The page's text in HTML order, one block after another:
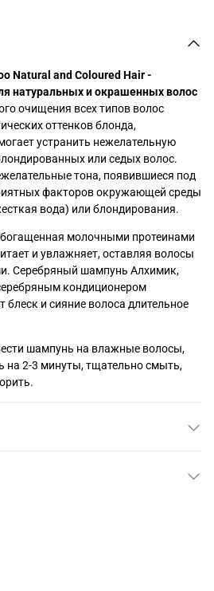
Natural and Coloured Hair -
натуральных и окрашенных волос
очищения всех типов волос
оттенков блонда,
устранить нежелательную
или седых волос.
тона, появившиеся под
факторов окружающей среды
вода) или блондирования.
молочными протеинами
и увлажняет, оставляя волосы
Серебряный шампунь Алхимик,
кондиционером
и сияние волоса длительное
шампунь на влажные волосы,
на 2-3 минуты, тщательно смыть,